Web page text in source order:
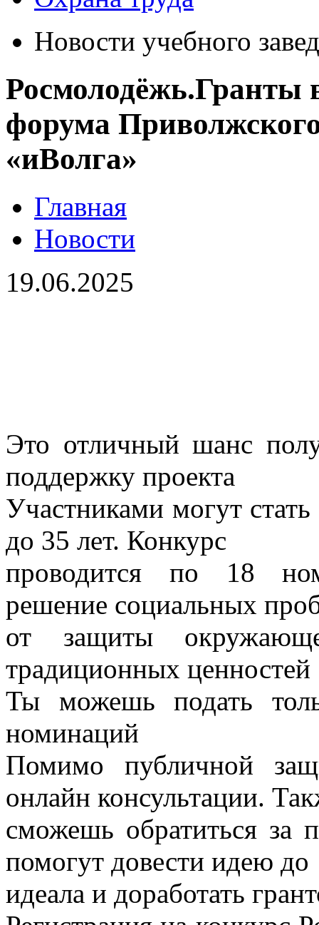
Новости учебного
Росмолодёжь.Гранты
форума
«иВолга»
Главная
Новости
19.06.2025
Это отличный шанс
поддержку проекта
Участниками могут
до 35 лет. Конкурс
проводится по 18
решение социальных
от защиты
традиционных ценностей
Ты можешь подать
номинаций
Помимо публичной
онлайн консультации.
сможешь обратиться за
помогут довести идею до
идеала и доработать